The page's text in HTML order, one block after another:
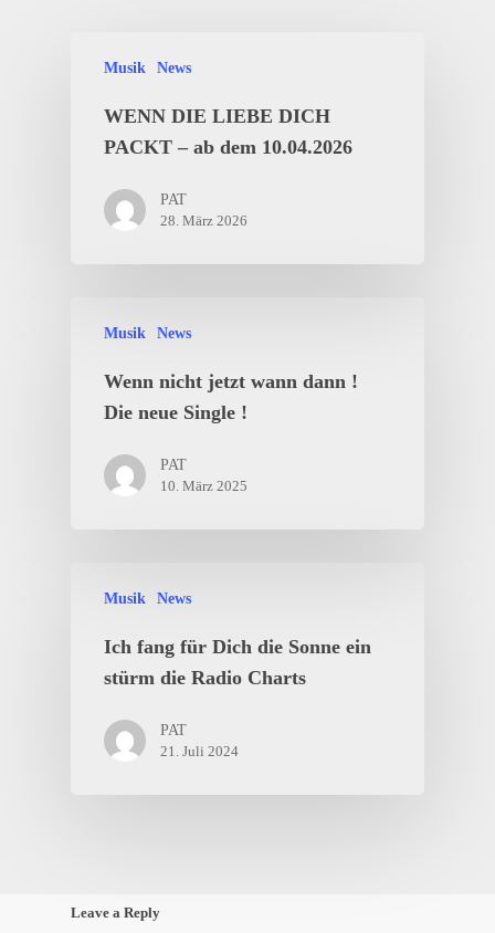
Musik News
WENN DIE LIEBE DICH
PACKT – ab dem 10.04.2026
PAT
28. März 2026
Musik News
Wenn nicht jetzt wann dann !
Die neue Single !
PAT
10. März 2025
Musik News
Ich fang für Dich die Sonne ein
stürm die Radio Charts
PAT
21. Juli 2024
Leave a Reply